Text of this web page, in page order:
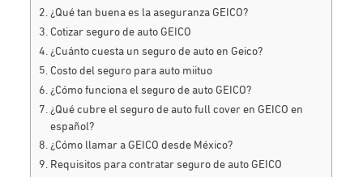
¿Qué tan buena es la aseguranza GEICO?
Cotizar seguro de auto GEICO
¿Cuánto cuesta un seguro de auto en Geico?
Costo del seguro para auto miituo
¿Cómo funciona el seguro de auto GEICO?
¿Qué cubre el seguro de auto full cover en GEICO en
español?
¿Cómo llamar a GEICO desde México?
Requisitos para contratar seguro de auto GEICO